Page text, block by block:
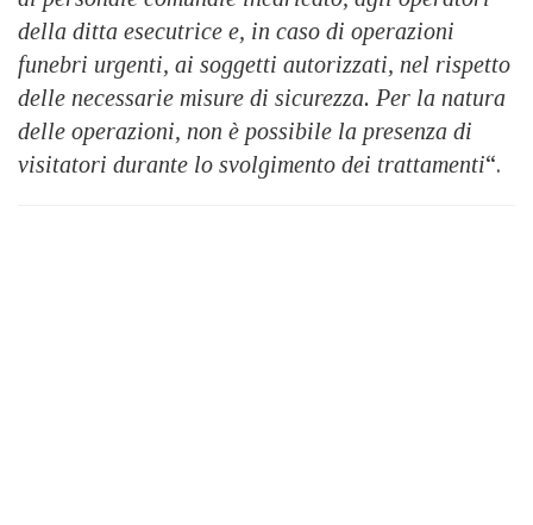
della ditta esecutrice e, in caso di operazioni
funebri urgenti, ai soggetti autorizzati, nel rispetto
delle necessarie misure di sicurezza. Per la natura
delle operazioni, non è possibile la presenza di
visitatori durante lo svolgimento dei trattamenti“.